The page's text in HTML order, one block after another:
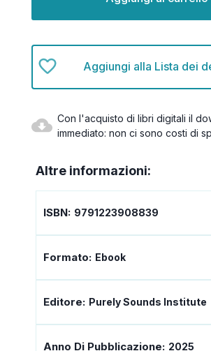
Aggiungi alla Lista dei
Con l'acquisto di libri digitali il
immediato: non ci sono costi di
Altre informazioni:
ISBN: 9791223908839
Formato: Ebook
Editore: Purely Sounds Institute
Anno Di Pubblicazione: 2025